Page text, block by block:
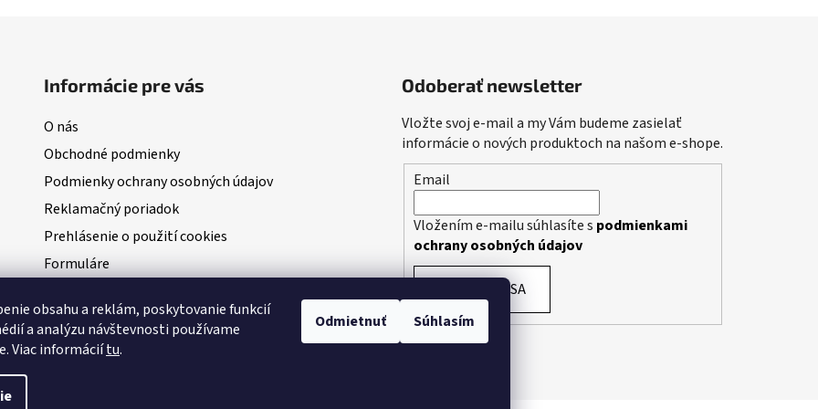
obsahu a reklám, poskytovanie funkcií
a analýzu návštevnosti používame
Viac informáciítu.
Odmietnuť Súhlasím
Informácie pre vás
O nás
Obchodné podmienky
Podmienky ochrany osobných údajov
Reklamačný poriadok
Prehlásenie o použití cookies
Formuláre
NAŠI PARTNERI - predajcovia Dudi Bait
VEĽKÁ AUGUSTOVÁ SÚŤAŽ O 100kg BOILIES
Odoberať newsletter
Vložte svoj e-mail a my Vám budeme zasielať
informácie o nových produktoch na našom e-shope.
Email
Vložením e-mailu súhlasíte s podmienkami
ochrany osobných údajov
PRIHLÁSIŤ SA